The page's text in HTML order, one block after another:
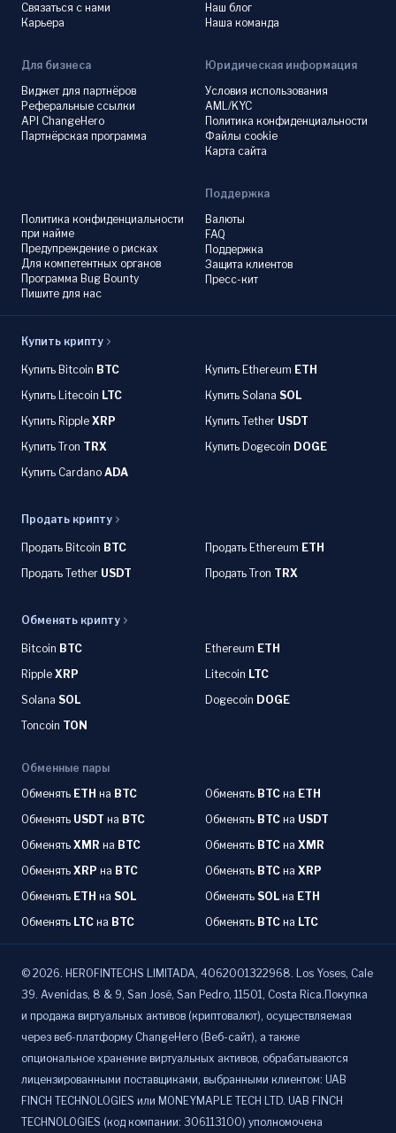
Связаться с нами
Карьера
Наш блог
Наша команда
Для бизнеса
Виджет для партнёров
Реферальные ссылки
API ChangeHero
Партнёрская программа
Юридическая информация
Условия использования
AML/KYC
Политика конфиденциальности
Файлы cookie
Карта сайта
Политика конфиденциальности
при найме
Предупреждение о рисках
Для компетентных органов
Программа Bug Bounty
Пишите для нас
Поддержка
Валюты
FAQ
Поддержка
Защита клиентов
Пресс-кит
Купить крипту
Купить Bitcoin BTC Купить Ethereum ETH
Купить Litecoin LTC Купить Solana SOL
Купить Ripple XRP Купить Tether USDT
Купить Tron TRX Купить Dogecoin DOGE
Купить Cardano ADA
Продать крипту
Продать Bitcoin BTC Продать Ethereum ETH
Продать Tether USDT Продать Tron TRX
Обменять крипту
Bitcoin BTC Ethereum ETH
Ripple XRP Litecoin LTC
Solana SOL Dogecoin DOGE
Toncoin TON
Обменные пары
Обменять ETH на BTC Обменять BTC на ETH
Обменять USDT на BTC Обменять BTC на USDT
Обменять XMR на BTC Обменять BTC на XMR
Обменять XRP на BTC Обменять BTC на XRP
Обменять ETH на SOL Обменять SOL на ETH
Обменять LTC на BTC Обменять BTC на LTC
© 2026. HEROFINTECHS LIMITADA, 4062001322968. Los Yoses, Cale
39. Avenidas, 8 & 9, San José, San Pedro, 11501, Costa Rica.Покупка
и продажа виртуальных активов (криптовалют), осуществляемая
через веб-платформу ChangeHero (Веб-сайт), а также
опциональное хранение виртуальных активов, обрабатываются
лицензированными поставщиками, выбранными клиентом: UAB
FINCH TECHNOLOGIES или MONEYMAPLE TECH LTD. UAB FINCH
TECHNOLOGIES (код компании: 306113100) уполномочена